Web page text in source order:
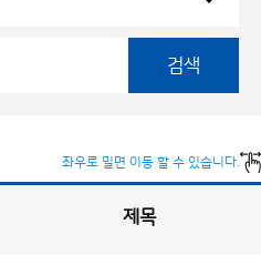
검색
좌우로 밀면 이동 할 수 있습니다.
제목